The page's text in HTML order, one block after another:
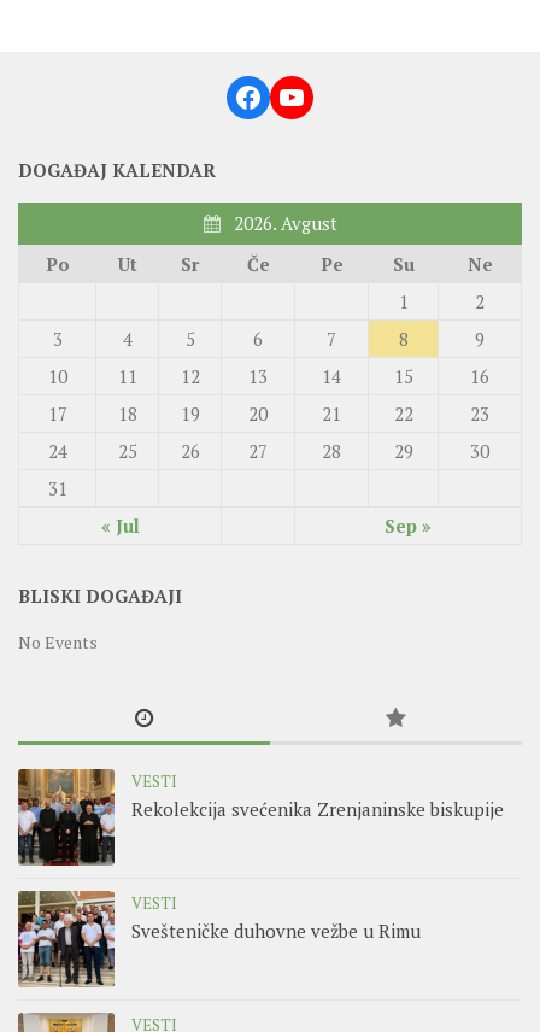
Facebook
YouTube
DOGAĐAJ KALENDAR
2026. Avgust
Po
Ut Sr Če Pe Su Ne
« Jul Sep »
1
2
3
4 5 6 7 8
9
10
11 12 13 14 15
16
17
18 19 20 21 22
23
24
25 26 27 28 29
30
31
BLISKI DOGAĐAJI
No Events
VESTI
Rekolekcija svećenika Zrenjaninske biskupije
VESTI
Svešteničke duhovne vežbe u Rimu
VESTI